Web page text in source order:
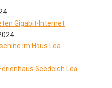
Gigabit-Internet
im Haus Lea
Seedeich Lea